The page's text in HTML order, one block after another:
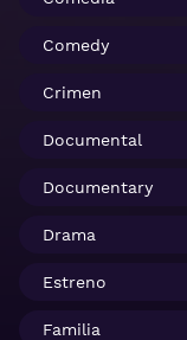
Comedy
Crimen
Documental
Documentary
Drama
Estreno
Familia